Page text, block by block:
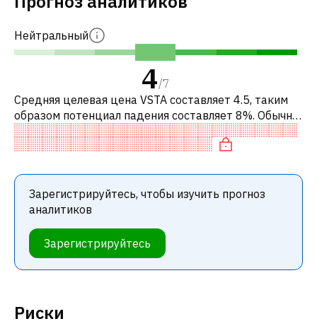
Риски
Нейтральный
4/7
Средняя целевая цена VSTA составляет 4.5, таким
образом потенциал падения составляет 8%. Обычно
это означает рекомендацию «ПРОДАВАТЬ» среди
инвестиционных компаний или ре
Зарегистрируйтесь, чтобы изучить прогноз
аналитиков
Зарегистрируйтесь